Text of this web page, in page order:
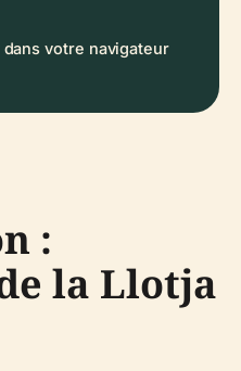
votre navigateur
:
la Llotja